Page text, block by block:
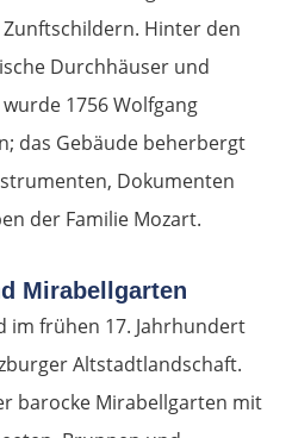
Hinter den
Durchhäuser und
1756 Wolfgang
das Gebäude beherbergt
Dokumenten
der Familie Mozart.
Mirabellgarten
im frühen 17. Jahrhundert
Altstadtlandschaft.
barocke Mirabellgarten mit